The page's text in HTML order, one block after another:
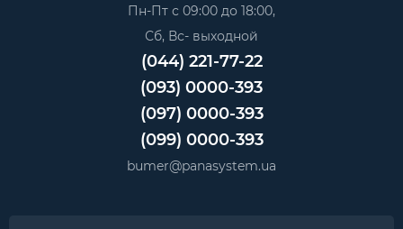
Пн-Пт с 09:00 до 18:00,
Сб, Вс- выходной
(044) 221-77-22
(093) 0000-393
(097) 0000-393
(099) 0000-393
bumer@panasystem.ua